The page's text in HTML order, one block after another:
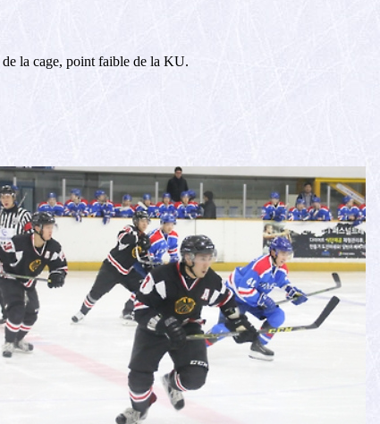
la cage, point faible de la KU.